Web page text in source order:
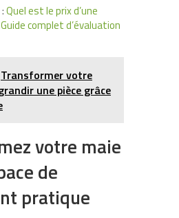
Quel est le prix d’une
complet d’évaluation
Transformer votre
une pièce grâce
votre maie
de
pratique